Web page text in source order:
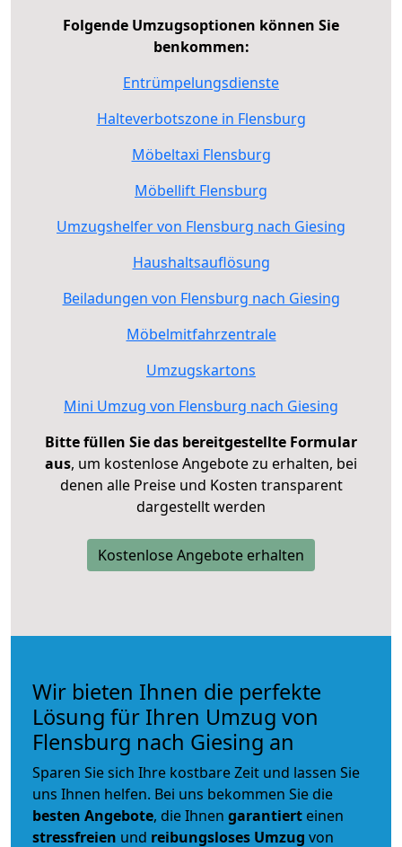
Folgende Umzugsoptionen können Sie
benkommen:
Entrümpelungsdienste
Halteverbotszone in Flensburg
Möbeltaxi Flensburg
Möbellift Flensburg
Umzugshelfer von Flensburg nach Giesing
Haushaltsauflösung
Beiladungen von Flensburg nach Giesing
Möbelmitfahrzentrale
Umzugskartons
Mini Umzug von Flensburg nach Giesing
Bitte füllen Sie das bereitgestellte Formular
aus, um kostenlose Angebote zu erhalten, bei
denen alle Preise und Kosten transparent
dargestellt werden
Kostenlose Angebote erhalten
Wir bieten Ihnen die perfekte
Lösung für Ihren Umzug von
Flensburg nach Giesing an
Sparen Sie sich Ihre kostbare Zeit und lassen Sie
uns Ihnen helfen. Bei uns bekommen Sie die
besten Angebote, die Ihnen garantiert einen
stressfreien und reibungsloses Umzug von